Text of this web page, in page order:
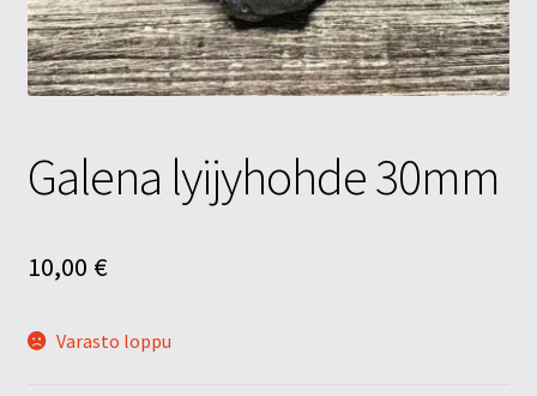
Tietosuojaseloste
Tuotteet
Galena lyijyhohde 30mm
10,00 €
Varasto loppu